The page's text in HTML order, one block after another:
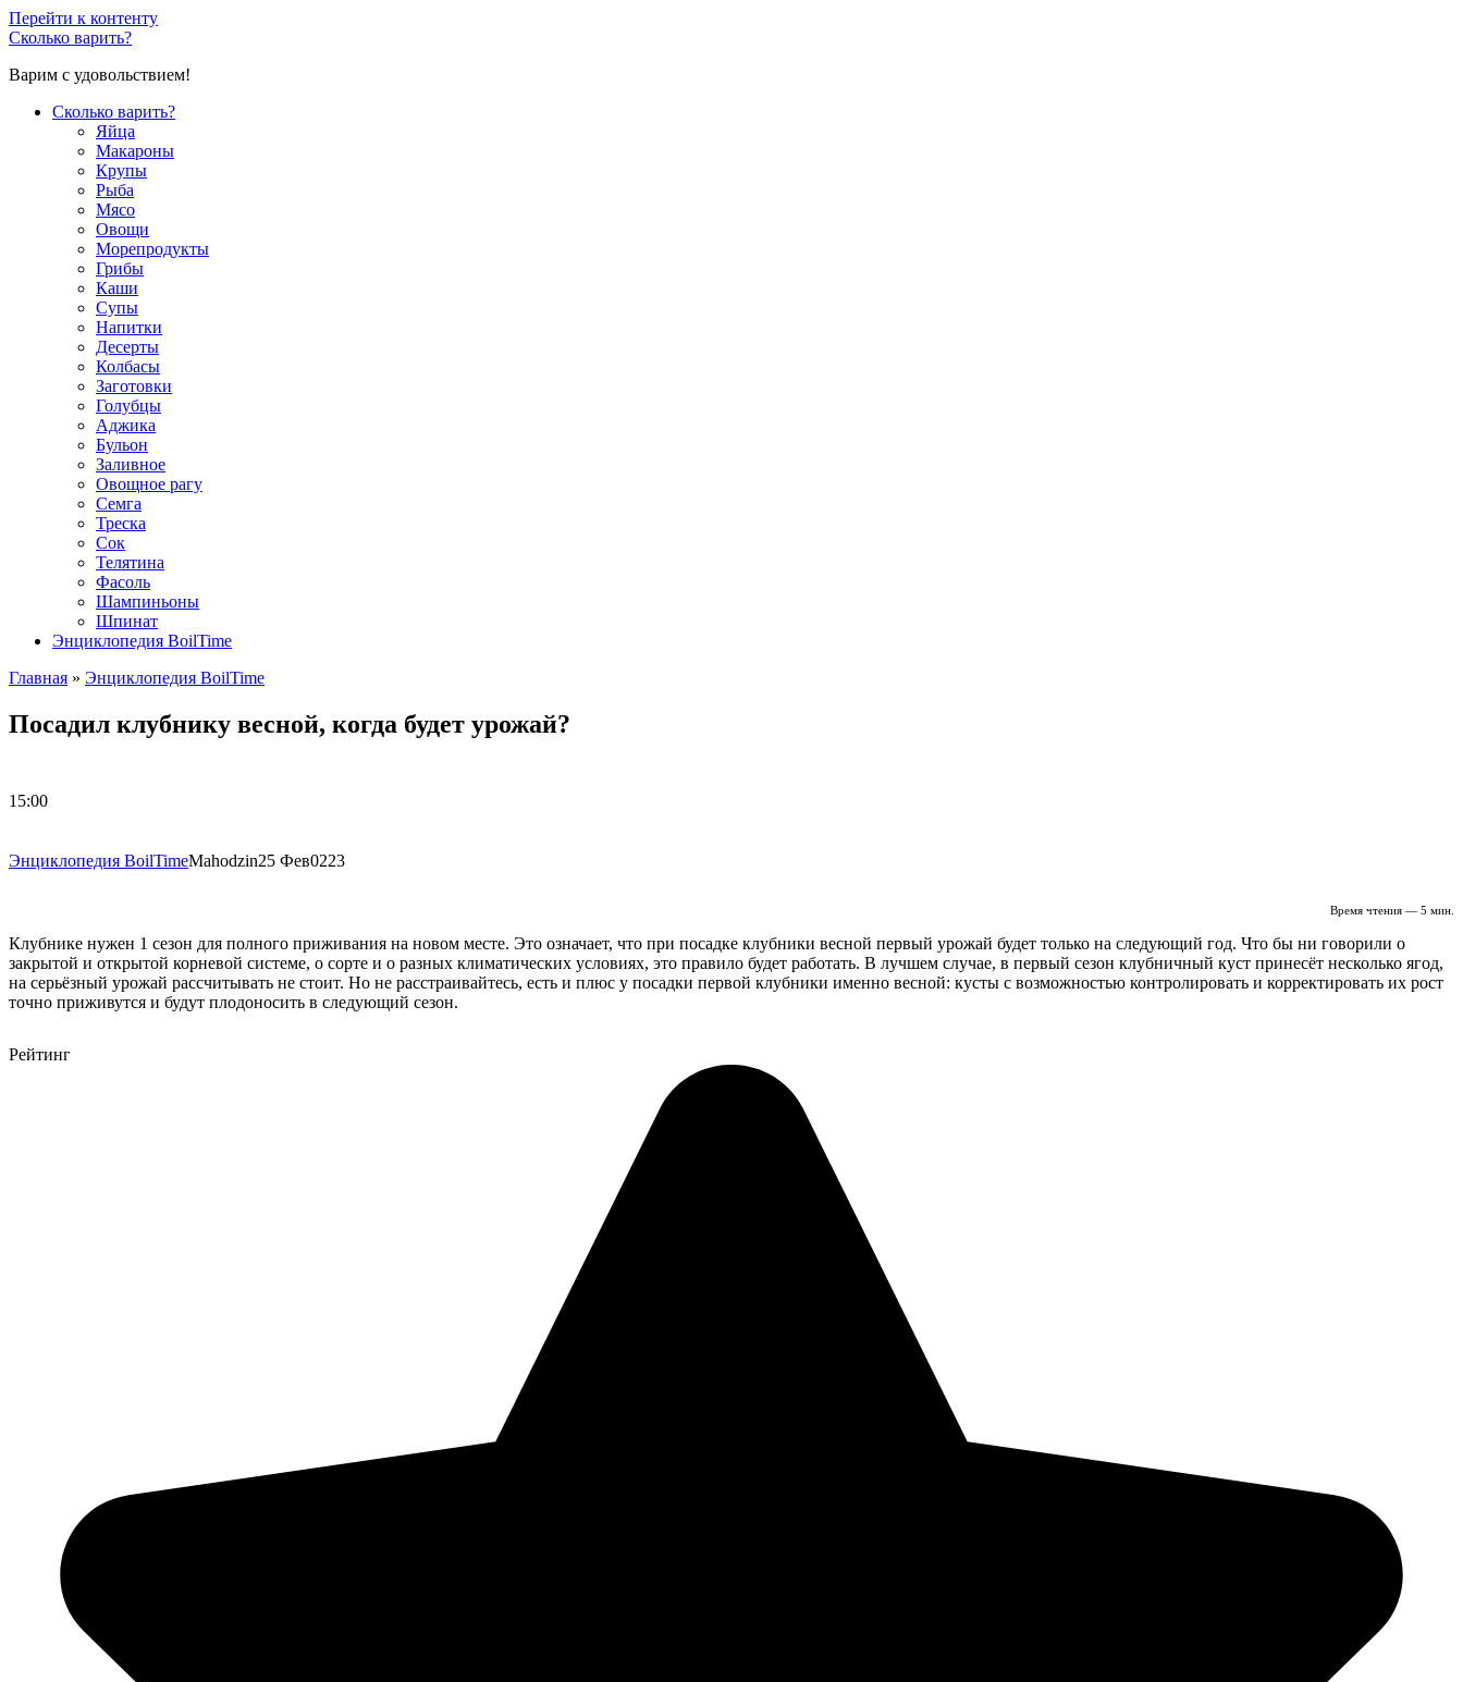
Перейти к контенту
Сколько варить?
Варим с удовольствием!
Сколько варить?
Яйца
Макароны
Крупы
Рыба
Мясо
Овощи
Морепродукты
Грибы
Каши
Супы
Напитки
Десерты
Колбасы
Заготовки
Голубцы
Аджика
Бульон
Заливное
Овощное рагу
Семга
Треска
Сок
Телятина
Фасоль
Шампиньоны
Шпинат
Энциклопедия BoilTime
Главная » Энциклопедия BoilTime
Посадил клубнику весной, когда будет урожай?
15:00
Энциклопедия BoilTimeMahodzin25 Фев0223
Время чтения — 5 мин.
Клубнике нужен 1 сезон для полного приживания на новом месте. Это означает, что при посадке клубники весной первый урожай будет только на следующий год. Что бы ни говорили о
закрытой и открытой корневой системе, о сорте и о разных климатических условиях, это правило будет работать. В лучшем случае, в первый сезон клубничный куст принесёт несколько ягод,
на серьёзный урожай рассчитывать не стоит. Но не расстраивайтесь, есть и плюс у посадки первой клубники именно весной: кусты с возможностью контролировать и корректировать их рост
точно приживутся и будут плодоносить в следующий сезон.
Рейтинг